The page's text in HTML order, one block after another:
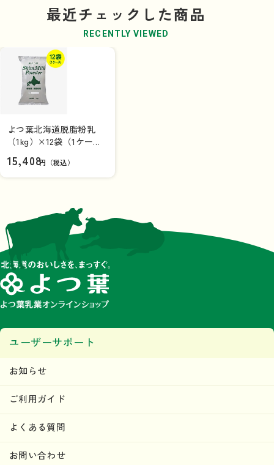
最近チェックした商品
RECENTLY VIEWED
よつ葉北海道脱脂粉乳
（1kg）×12袋（1ケー
15,408円（税込）
ユーザーサポート
お知らせ
ご利用ガイド
よくある質問
お問い合わせ